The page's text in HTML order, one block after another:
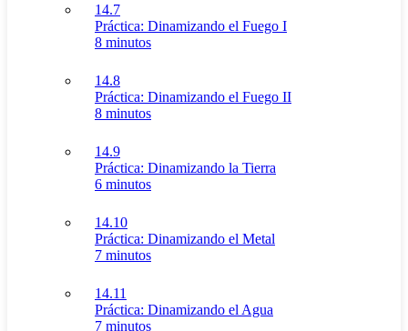
14.7
Práctica: Dinamizando el Fuego I
8 minutos
14.8
Práctica: Dinamizando el Fuego II
8 minutos
14.9
Práctica: Dinamizando la Tierra
6 minutos
14.10
Práctica: Dinamizando el Metal
7 minutos
14.11
Práctica: Dinamizando el Agua
7 minutos